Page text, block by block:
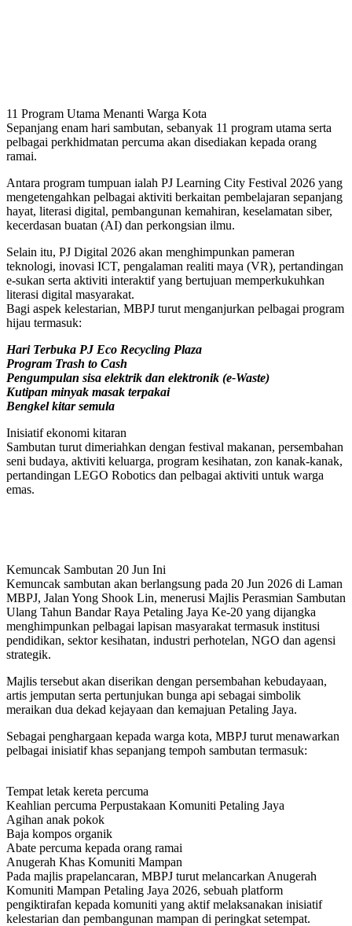
11 Program Utama Menanti Warga Kota
Sepanjang enam hari sambutan, sebanyak 11 program utama serta
pelbagai perkhidmatan percuma akan disediakan kepada orang
ramai.
Antara program tumpuan ialah PJ Learning City Festival 2026 yang
mengetengahkan pelbagai aktiviti berkaitan pembelajaran sepanjang
hayat, literasi digital, pembangunan kemahiran, keselamatan siber,
kecerdasan buatan (AI) dan perkongsian ilmu.
Selain itu, PJ Digital 2026 akan menghimpunkan pameran
teknologi, inovasi ICT, pengalaman realiti maya (VR), pertandingan
e-sukan serta aktiviti interaktif yang bertujuan memperkukuhkan
literasi digital masyarakat.
Bagi aspek kelestarian, MBPJ turut menganjurkan pelbagai program
hijau termasuk:
Hari Terbuka PJ Eco Recycling Plaza
Program Trash to Cash
Pengumpulan sisa elektrik dan elektronik (e-Waste)
Kutipan minyak masak terpakai
Bengkel kitar semula
Inisiatif ekonomi kitaran
Sambutan turut dimeriahkan dengan festival makanan, persembahan
seni budaya, aktiviti keluarga, program kesihatan, zon kanak-kanak,
pertandingan LEGO Robotics dan pelbagai aktiviti untuk warga
emas.
Kemuncak Sambutan 20 Jun Ini
Kemuncak sambutan akan berlangsung pada 20 Jun 2026 di Laman
MBPJ, Jalan Yong Shook Lin, menerusi Majlis Perasmian Sambutan
Ulang Tahun Bandar Raya Petaling Jaya Ke-20 yang dijangka
menghimpunkan pelbagai lapisan masyarakat termasuk institusi
pendidikan, sektor kesihatan, industri perhotelan, NGO dan agensi
strategik.
Majlis tersebut akan diserikan dengan persembahan kebudayaan,
artis jemputan serta pertunjukan bunga api sebagai simbolik
meraikan dua dekad kejayaan dan kemajuan Petaling Jaya.
Sebagai penghargaan kepada warga kota, MBPJ turut menawarkan
pelbagai inisiatif khas sepanjang tempoh sambutan termasuk:
Tempat letak kereta percuma
Keahlian percuma Perpustakaan Komuniti Petaling Jaya
Agihan anak pokok
Baja kompos organik
Abate percuma kepada orang ramai
Anugerah Khas Komuniti Mampan
Pada majlis prapelancaran, MBPJ turut melancarkan Anugerah
Komuniti Mampan Petaling Jaya 2026, sebuah platform
pengiktirafan kepada komuniti yang aktif melaksanakan inisiatif
kelestarian dan pembangunan mampan di peringkat setempat.